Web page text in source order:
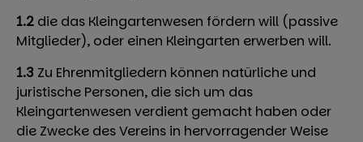
1.2 die das Kleingartenwesen fördern will (passive
Mitglieder), oder einen Kleingarten erwerben will.
1.3 Zu Ehrenmitgliedern können natürliche und
juristische Personen, die sich um das
Kleingartenwesen verdient gemacht haben oder
die Zwecke des Vereins in hervorragender Weise